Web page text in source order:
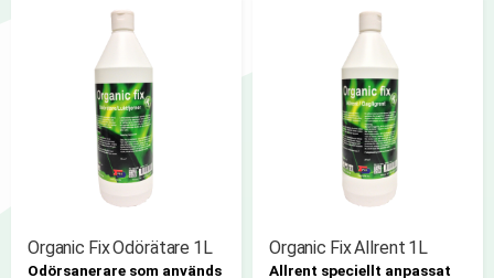
Organic Fix Odörätare 1L
Odörsanerare som används
Organic Fix Allrent 1L
Allrent speciellt anpassat